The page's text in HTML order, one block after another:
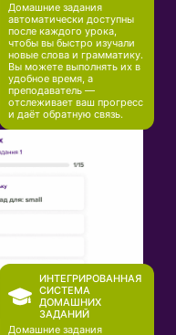
Домашние задания
автоматически доступны
после каждого урока,
чтобы вы быстро изучали
новые слова и грамматику.
Вы можете выполнять их в
удобное время, а
преподаватель —
отслеживает ваш прогресс
и даёт обратную связь.
ИНТЕГРИРОВАННАЯ
СИСТЕМА
ДОМАШНИХ
ЗАДАНИЙ
Домашние задания